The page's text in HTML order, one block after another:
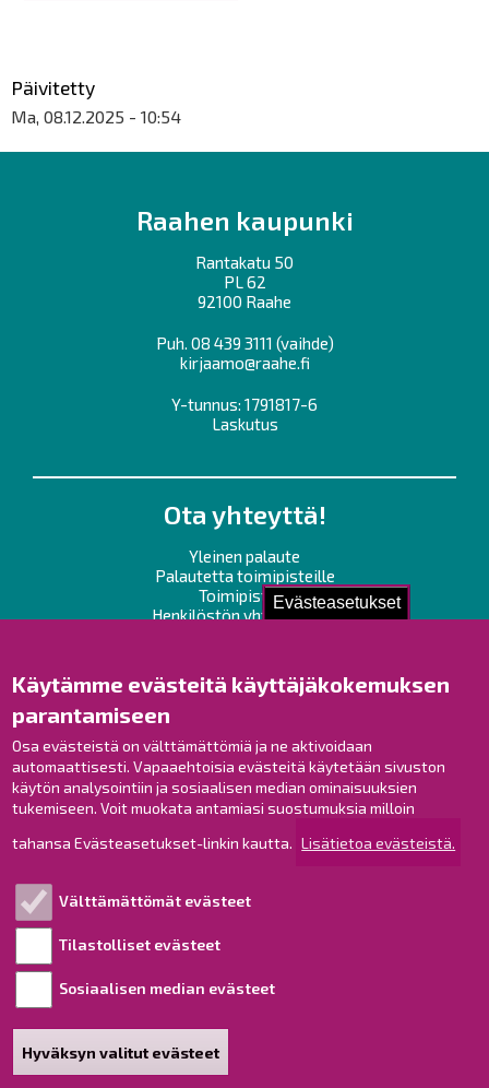
Evästeasetukset
Käytämme evästeitä käyttäjäkokemuksen
parantamiseen
Osa evästeistä on välttämättömiä ja ne aktivoidaan
automaattisesti. Vapaaehtoisia evästeitä käytetään sivuston
käytön analysointiin ja sosiaalisen median ominaisuuksien
tukemiseen. Voit muokata antamiasi suostumuksia milloin
tahansa Evästeasetukset-linkin kautta. Lisätietoa evästeistä.
Välttämättömät evästeet
Tilastolliset evästeet
Sosiaalisen median evästeet
Hyväksyn valitut evästeet
Päivitetty
Ma, 08.12.2025 - 10:54
Raahen kaupunki
Rantakatu 50
PL 62
92100 Raahe
Puh. 08 439 3111 (vaihde)
kirjaamo@raahe.fi
Y-tunnus: 1791817-6
Laskutus
Ota yhteyttä!
Yleinen palaute
Palautetta toimipisteille
Toimipisteet
Henkilöstön yhteystiedot
Raahe Facebookissa
Raahe Instagramissa
Raahe LinkedInissä
Raahe YouTubessa
Esityslistat ja pöytäkirjat
Viranhaltijapäätökset
Saavutettavuusseloste
Sivukartta